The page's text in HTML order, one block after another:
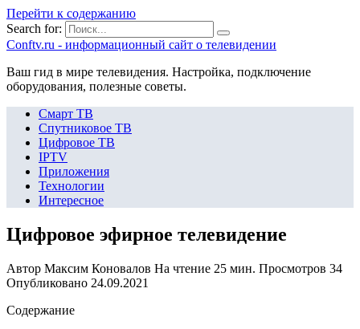
Перейти к содержанию
Search for:
Сonftv.ru - информационный сайт о телевидении
Ваш гид в мире телевидения. Настройка, подключение
оборудования, полезные советы.
Смарт ТВ
Спутниковое ТВ
Цифровое ТВ
IPTV
Приложения
Технологии
Интересное
Цифровое эфирное телевидение
Автор Максим Коновалов На чтение 25 мин. Просмотров 34
Опубликовано 24.09.2021
Содержание